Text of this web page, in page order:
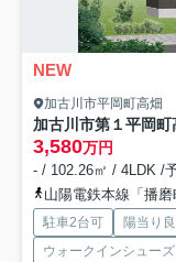
NEW
加古川市平岡町高畑
加古川市第１平岡
3,580万円
- / 102.26㎡ / 4LDK /
山陽電鉄本線「播
駐車2台可 陽当り
ウォークインシュー